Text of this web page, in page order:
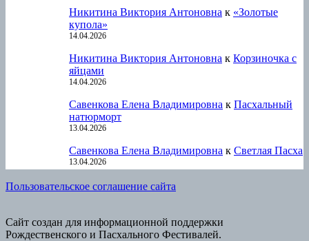
Никитина Виктория Антоновна к «Золотые
купола»
14.04.2026
Никитина Виктория Антоновна к Корзиночка с
яйцами
14.04.2026
Савенкова Елена Владимировна к Пасхальный
натюрморт
13.04.2026
Савенкова Елена Владимировна к Светлая Пасха
13.04.2026
Пользовательское соглашение сайта
Сайт создан для информационной поддержки
Рождественского и Пасхального Фестивалей.